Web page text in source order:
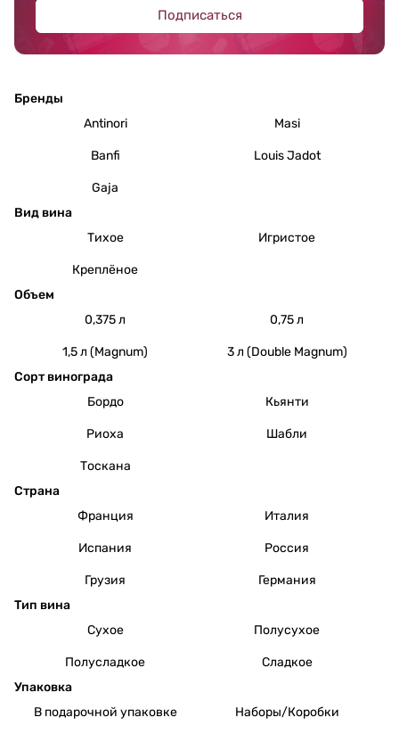
Подписаться
Бренды
Antinori
Masi
Banfi Louis Jadot
Gaja
Вид вина
Тихое
Игристое
Креплёное
Объем
0,375 л
0,75 л
1,5 л (Magnum)
3 л (Double Magnum)
Сорт винограда
Бордо
Кьянти
Риоха Шабли
Тоскана
Страна
Франция
Италия
Испания Россия
Грузия
Германия
Тип вина
Сухое
Полусухое
Полусладкое
Сладкое
Упаковка
В подарочной упаковке
Наборы/Коробки